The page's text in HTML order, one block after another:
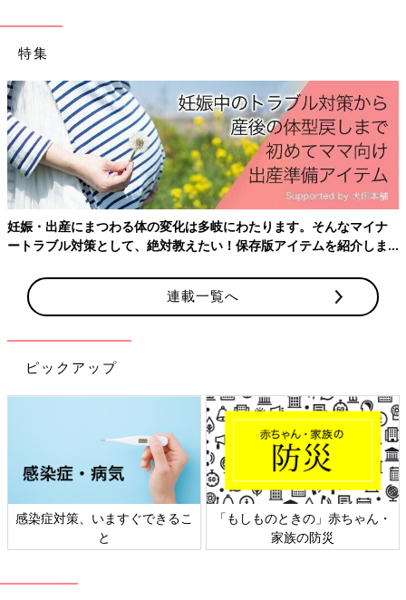
妊娠日数・生後日数に合わせて専門家のアドバイスを毎日お届
きる「ルーム」や、写真だけでは伝わらない”できごと”を簡単に
記録できる「成長きろく」も大人気！
最新! 初めての育児新百科 (ベネッセ・ムック たまひよブッ
クス たまひよ新百科シリーズ)
大人気「新百科シリーズ」の「育児新百科」がリニューアル！
まで、月齢別に毎日の赤ちゃんの成長の様子とマ
マ＆パパができることを徹底紹介。
毎日のお世話を基本からていねいに解説。
特集
妊娠・出産にまつわる体の変化は多岐にわたります。そんなマイナ
ートラブル対策として、絶対教えたい！保存版アイテムを紹介しま
連載一覧へ
ピックアップ
感染症対策、いますぐできるこ
と
「もしものときの」赤ちゃん・
家族の防災